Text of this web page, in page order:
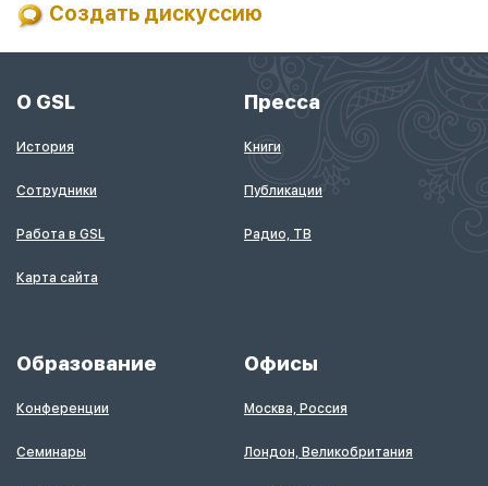
Создать дискуссию
О GSL
История
Сотрудники
Работа в GSL
Карта сайта
Пресса
Книги
Публикации
Радио, ТВ
Образование
Конференции
Семинары
Офисы
Москва, Россия
Лондон, Великобритания